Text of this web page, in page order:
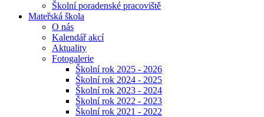
Školní poradenské pracoviště
Mateřská škola
O nás
Kalendář akcí
Aktuality
Fotogalerie
Školní rok 2025 - 2026
Školní rok 2024 - 2025
Školní rok 2023 - 2024
Školní rok 2022 - 2023
Školní rok 2021 - 2022